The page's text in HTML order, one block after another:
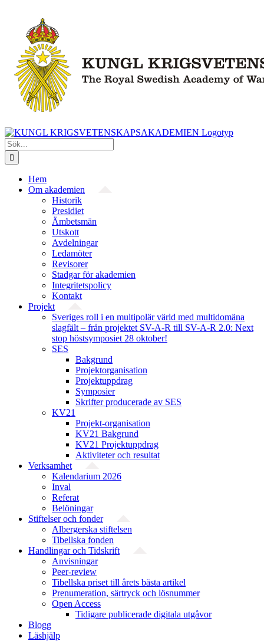
innehållet
Sök
efter:
Hem
Om akademien
Historik
Presidiet
Ämbetsmän
Utskott
Avdelningar
Ledamöter
Revisorer
Stadgar för akademien
Integritetspolicy
Kontakt
Projekt
Sveriges roll i en multipolär värld med multidomäna
slagfält – från projektet SV-A-R till SV-A-R 2.0: Next
stop höstsymposiet 28 oktober!
SES
Bakgrund
Projekt­organisation
Projektuppdrag
Symposier
Skrifter producerade av SES
KV21
Projekt-organisation
KV21 Bakgrund
KV21 Projektuppdrag
Aktiviteter och resultat
Verksamhet
Kalendarium 2026
Inval
Referat
Belöningar
Stiftelser och fonder
Albergerska stiftelsen
Tibellska fonden
Handlingar och Tidskrift
Anvisningar
Peer-review
Tibellska priset till årets bästa artikel
Prenumeration, särtryck och lösnummer
Open Access
Tidigare publicerade digitala utgåvor
Blogg
Läshjälp